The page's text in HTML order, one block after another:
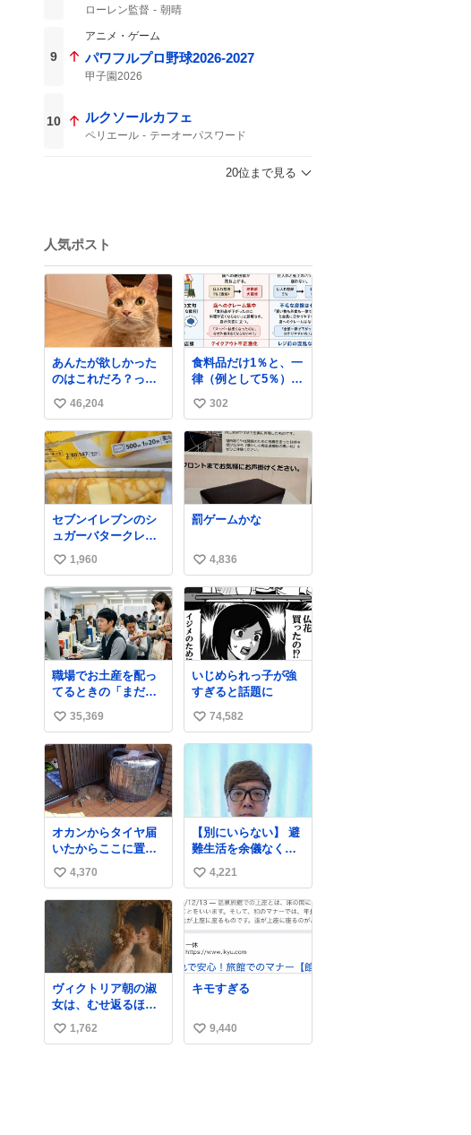
ローレン監督 朝晴
9
アニメ・ゲーム
パワフルプロ野球2026-2027
甲子園2026
10 ルクソールカフェ
ペリエール
テーオーパスワード
ヴァルツァーシャル20位まで見る
人気ポスト
あんたが欲しかった
のはこれだろ？って
言って押してくれた
手形がコチラ
い
い
ね
数
46,204
食料品だけ1％と、一
律（例として5％）の
比較表を作ってみま
した。 参考になるか
と思います。
い
い
ね
数
302
セブンイレブンのシ
ュガーバタークレー
プとえんがわの寿司
を探している人へ！
シュガーバタークレ
ープは目黒、品川、
蒲田、渋谷、川崎、
横浜、鶴見、九州の
一部エリア限定商品
で8月5日に発注が終
了したため店舗に置
いてあるところ少な
いですが見つけたら
即買いです🤩❣️
い
い
ね
数
1,960
罰ゲームかな
い
い
ね
数
4,836
職場でお土産を配っ
てるときの「まだ気
づいてませんよ」的
な演技が毎回シンド
い。
い
い
ね
数
35,369
いじめられっ子が強
すぎると話題に
い
い
74,582
オカンからタイヤ届
いたからここに置い
といたって写真送ら
れてきたけど明らか
に猫が邪魔くさそう
な顔してて草
い
い
数
4,370
【別にいらない】 避
難生活を余儀なくさ
れている子どもたち
のためにヒカキンボ
ックス1000個を寄付
させていただきまし
い
い
ね
4,221
ヴィクトリア朝の淑
女は、むせ返るほど
大量の香水を身につ
けるものではないと
い
1,762
キモすぎる
い
9,440